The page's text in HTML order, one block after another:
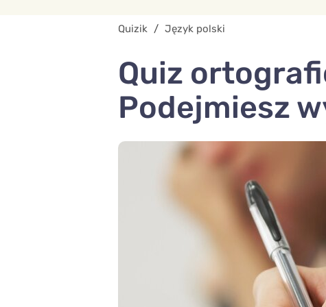
Quizik / Język polski
Quiz
Podejmiesz